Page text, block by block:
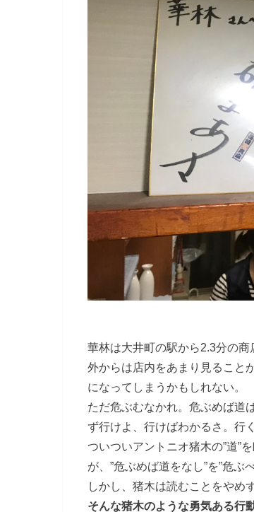
華林は大井町の駅から2.3分の商
外からは店内をあまり見ること
になってしまうかもしれない。
ただ危ぶむなかれ。危ぶめば道
ず行けよ、行けばわかるさ。行
ついついアントニオ猪木の”道”
が、”危ぶめば道をなし”を”危ぶ
しかし、猪木は読むことをやめ
そんな猪木のような勇気ある行